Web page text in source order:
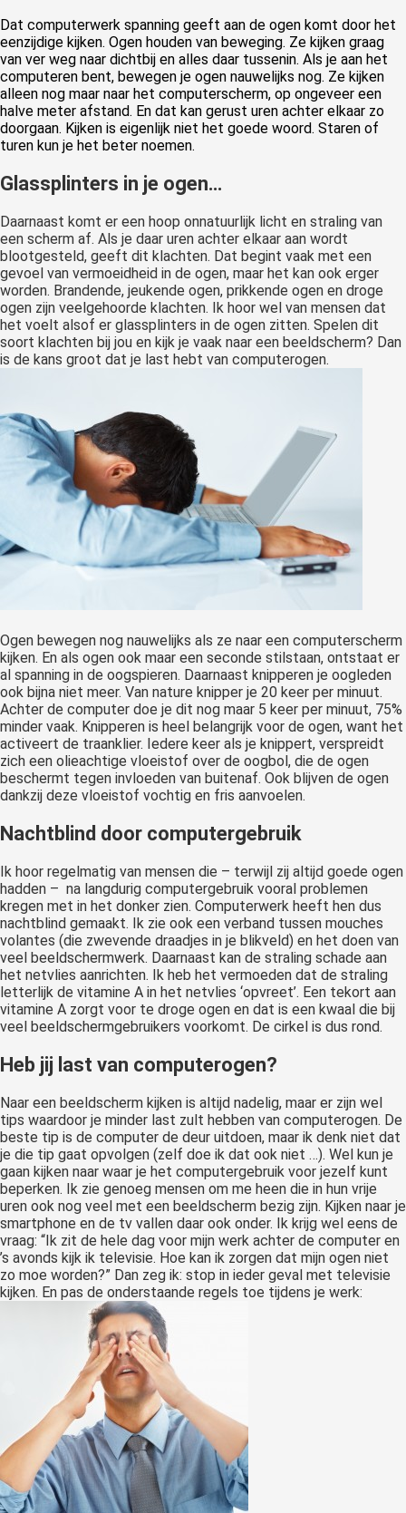
Dat computerwerk spanning geeft aan de ogen komt door het
eenzijdige kijken. Ogen houden van beweging. Ze kijken graag
van ver weg naar dichtbij en alles daar tussenin. Als je aan het
computeren bent, bewegen je ogen nauwelijks nog. Ze kijken
alleen nog maar naar het computerscherm, op ongeveer een
halve meter afstand. En dat kan gerust uren achter elkaar zo
doorgaan. Kijken is eigenlijk niet het goede woord. Staren of
turen kun je het beter noemen.
Glassplinters in je ogen…
Daarnaast komt er een hoop onnatuurlijk licht en straling van
een scherm af. Als je daar uren achter elkaar aan wordt
blootgesteld, geeft dit klachten. Dat begint vaak met een
gevoel van vermoeidheid in de ogen, maar het kan ook erger
worden. Brandende, jeukende ogen, prikkende ogen en droge
ogen zijn veelgehoorde klachten. Ik hoor wel van mensen dat
het voelt alsof er glassplinters in de ogen zitten. Spelen dit
soort klachten bij jou en kijk je vaak naar een beeldscherm? Dan
is de kans groot dat je last hebt van computerogen.
Ogen bewegen nog nauwelijks als ze naar een computerscherm
kijken. En als ogen ook maar een seconde stilstaan, ontstaat er
al spanning in de oogspieren. Daarnaast knipperen je oogleden
ook bijna niet meer. Van nature knipper je 20 keer per minuut.
Achter de computer doe je dit nog maar 5 keer per minuut, 75%
minder vaak. Knipperen is heel belangrijk voor de ogen, want het
activeert de traanklier. Iedere keer als je knippert, verspreidt
zich een olieachtige vloeistof over de oogbol, die de ogen
beschermt tegen invloeden van buitenaf. Ook blijven de ogen
dankzij deze vloeistof vochtig en fris aanvoelen.
Nachtblind door computergebruik
Ik hoor regelmatig van mensen die – terwijl zij altijd goede ogen
hadden – na langdurig computergebruik vooral problemen
kregen met in het donker zien. Computerwerk heeft hen dus
nachtblind gemaakt. Ik zie ook een verband tussen mouches
volantes (die zwevende draadjes in je blikveld) en het doen van
veel beeldschermwerk. Daarnaast kan de straling schade aan
het netvlies aanrichten. Ik heb het vermoeden dat de straling
letterlijk de vitamine A in het netvlies ‘opvreet’. Een tekort aan
vitamine A zorgt voor te droge ogen en dat is een kwaal die bij
veel beeldschermgebruikers voorkomt. De cirkel is dus rond.
Heb jij last van computerogen?
Naar een beeldscherm kijken is altijd nadelig, maar er zijn wel
tips waardoor je minder last zult hebben van computerogen. De
beste tip is de computer de deur uitdoen, maar ik denk niet dat
je die tip gaat opvolgen (zelf doe ik dat ook niet …). Wel kun je
gaan kijken naar waar je het computergebruik voor jezelf kunt
beperken. Ik zie genoeg mensen om me heen die in hun vrije
uren ook nog veel met een beeldscherm bezig zijn. Kijken naar je
smartphone en de tv vallen daar ook onder. Ik krijg wel eens de
vraag: “Ik zit de hele dag voor mijn werk achter de computer en
’s avonds kijk ik televisie. Hoe kan ik zorgen dat mijn ogen niet
zo moe worden?” Dan zeg ik: stop in ieder geval met televisie
kijken. En pas de onderstaande regels toe tijdens je werk: